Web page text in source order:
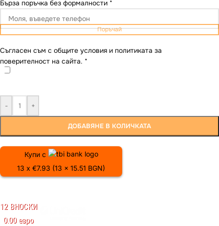
Бърза поръчка без формалности *
Поръчай
Съгласен съм с общите условия и политиката за
поверителност на сайта. *
- +
ДОБАВЯНЕ В КОЛИЧКАТА
Купи с
13 x €7.93 (13 x 15.51 BGN)
12 ВНОСКИ
0.00 евро